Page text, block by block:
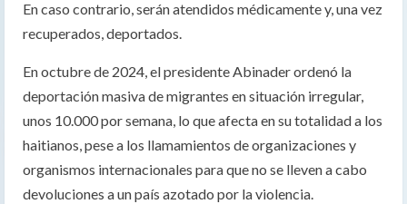
En caso contrario, serán atendidos médicamente y, una vez
recuperados, deportados.
En octubre de 2024, el presidente Abinader ordenó la
deportación masiva de migrantes en situación irregular,
unos 10.000 por semana, lo que afecta en su totalidad a los
haitianos, pese a los llamamientos de organizaciones y
organismos internacionales para que no se lleven a cabo
devoluciones a un país azotado por la violencia.